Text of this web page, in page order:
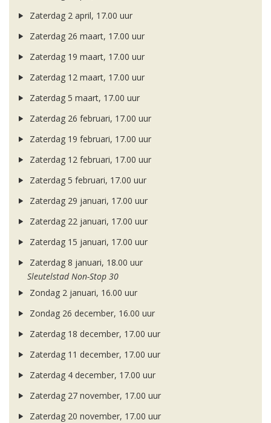
Zaterdag 2 april, 17.00 uur
Zaterdag 26 maart, 17.00 uur
Zaterdag 19 maart, 17.00 uur
Zaterdag 12 maart, 17.00 uur
Zaterdag 5 maart, 17.00 uur
Zaterdag 26 februari, 17.00 uur
Zaterdag 19 februari, 17.00 uur
Zaterdag 12 februari, 17.00 uur
Zaterdag 5 februari, 17.00 uur
Zaterdag 29 januari, 17.00 uur
Zaterdag 22 januari, 17.00 uur
Zaterdag 15 januari, 17.00 uur
Zaterdag 8 januari, 18.00 uur
Sleutelstad Non-Stop 30
Zondag 2 januari, 16.00 uur
Zondag 26 december, 16.00 uur
Zaterdag 18 december, 17.00 uur
Zaterdag 11 december, 17.00 uur
Zaterdag 4 december, 17.00 uur
Zaterdag 27 november, 17.00 uur
Zaterdag 20 november, 17.00 uur